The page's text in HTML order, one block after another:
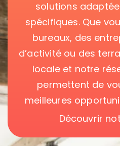
solutions
spécifiques. Que
bureaux, des
d’activité ou des
locale et notre
permettent de
meilleures
Découvrir